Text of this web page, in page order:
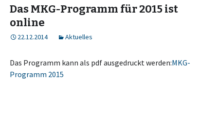
Das MKG-Programm für 2015 ist
online
22.12.2014 Aktuelles
Das Programm kann als pdf ausgedruckt werden:MKG-
Programm 2015